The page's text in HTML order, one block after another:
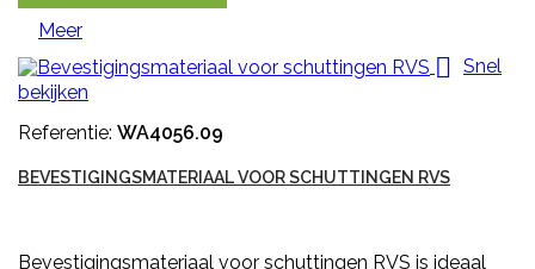
Meer
 Snel
bekijken
Referentie: WA4056.09
BEVESTIGINGSMATERIAAL VOOR SCHUTTINGEN RVS
Bevestigingsmateriaal voor schuttingen RVS is ideaal